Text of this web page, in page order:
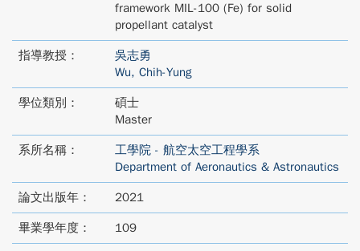
framework MIL-100 (Fe) for solid
propellant catalyst
指導教授：
吳志勇
Wu, Chih-Yung
學位類別：
碩士
Master
系所名稱：
工學院 - 航空太空工程學系
Department of Aeronautics & Astronautics
論文出版年： 2021
畢業學年度： 109